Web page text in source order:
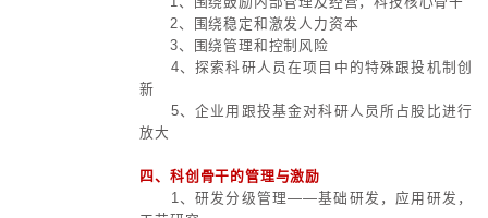
际科技合作。
二、科创行动如何布局？
还是融合发展？
技，航空航天技术，资源与环境技术
自动化，高技术服务领域进一步做